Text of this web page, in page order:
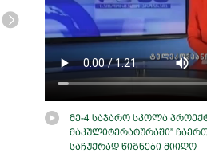
მე-4 საჯარო სკოლა
მაკულიტერატურაში”
საჩუქრად წიგნები მიიღო